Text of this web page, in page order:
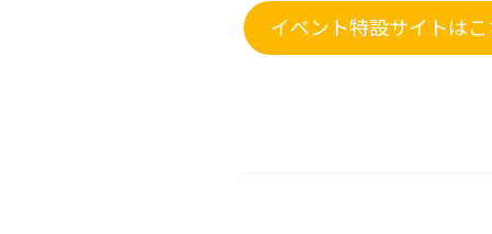
イベント特設サイトは